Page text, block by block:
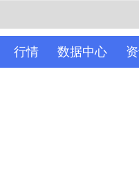
行情 数据中心